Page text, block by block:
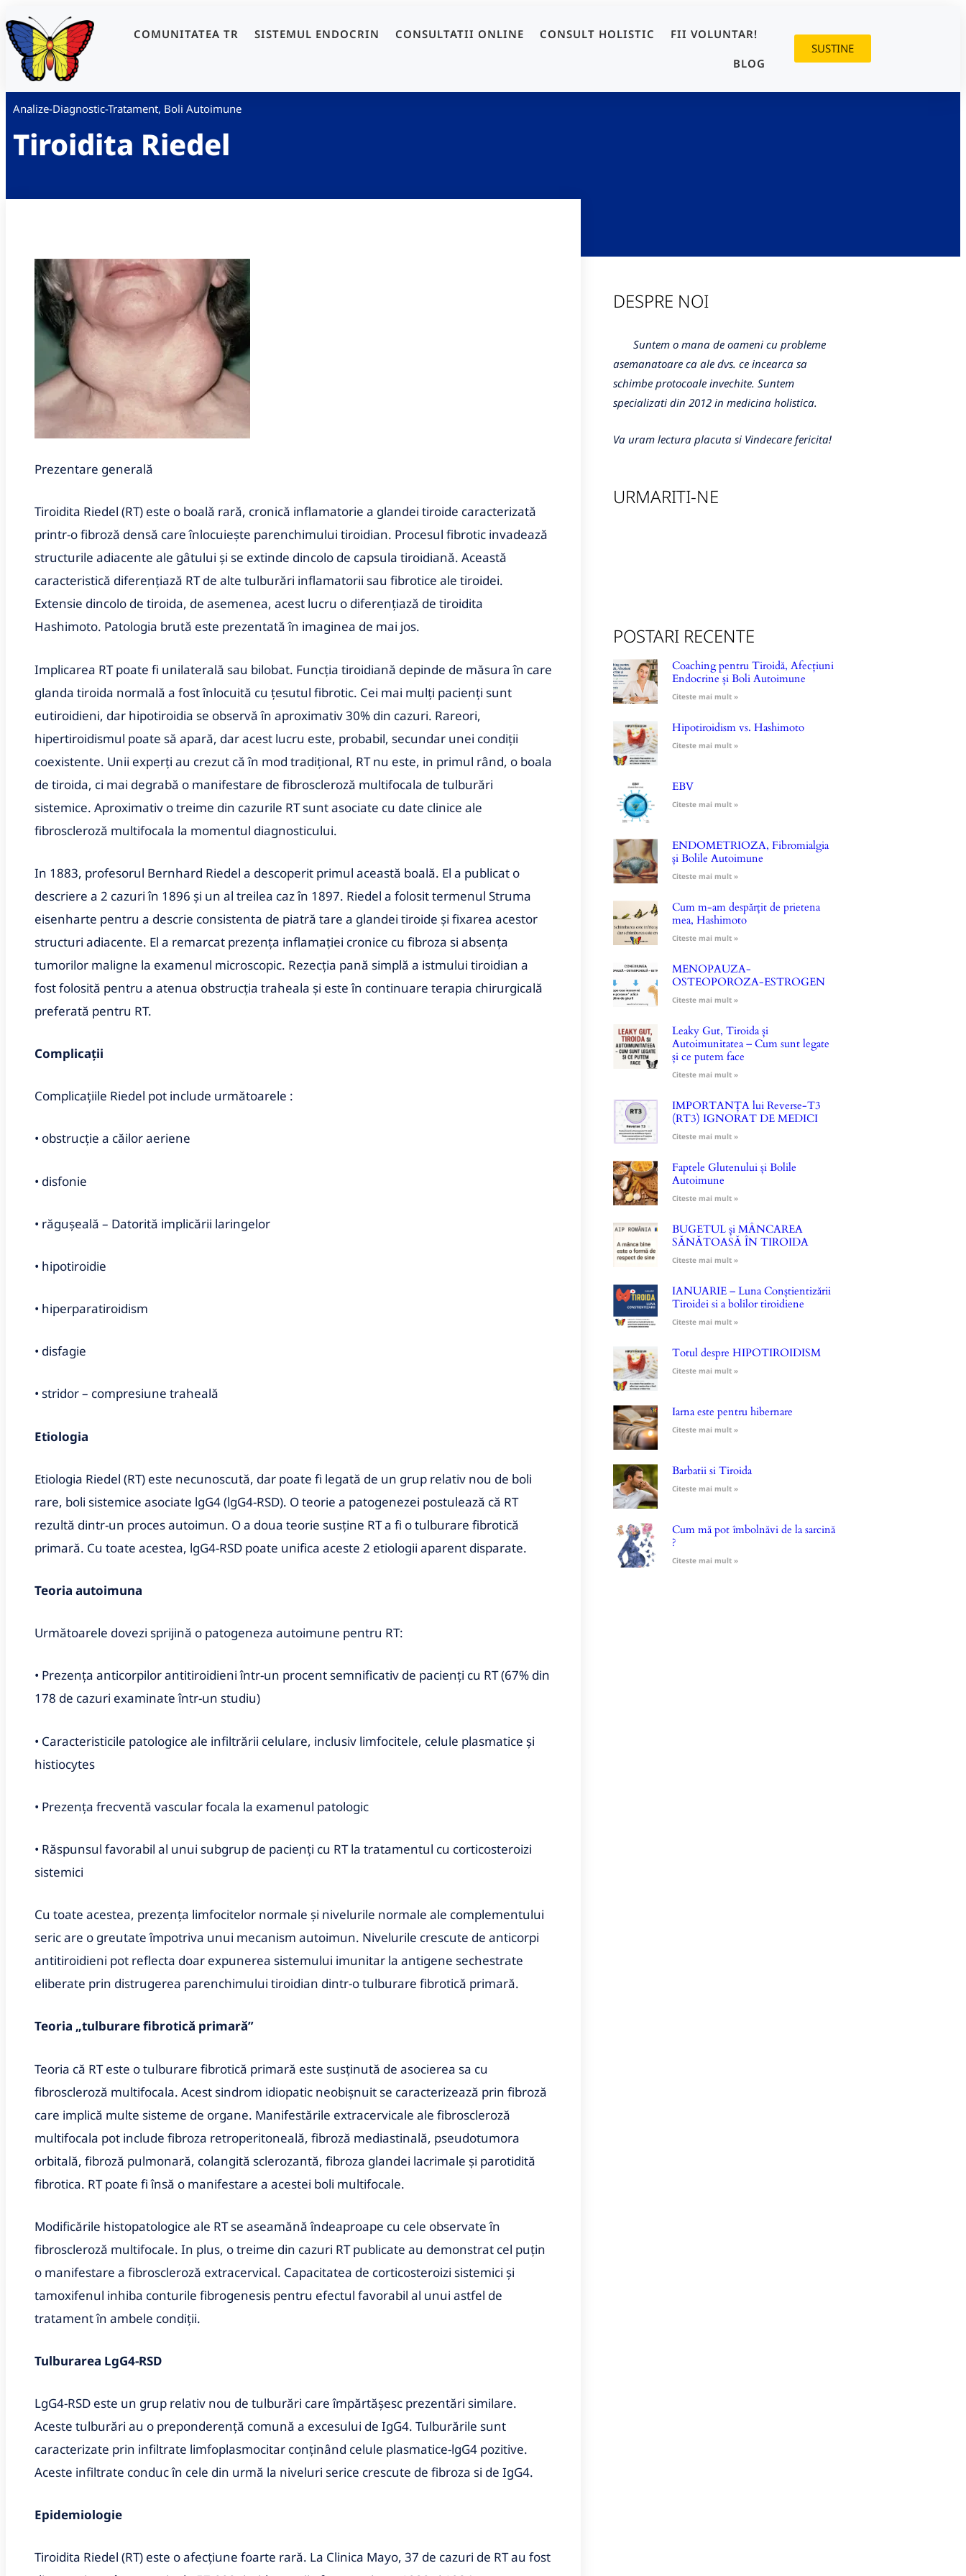
COMUNITATEA TR SISTEMUL ENDOCRIN CONSULTATII ONLINE CONSULT HOLISTIC FII VOLUNTAR!
BLOG
SUSTINE
Analize-Diagnostic-Tratament, Boli Autoimune
Tiroidita Riedel
Prezentare generală
Tiroidita Riedel (RT) este o boală rară, cronică inflamatorie a glandei tiroide caracterizată
printr-o fibroză densă care înlocuiește parenchimului tiroidian. Procesul fibrotic invadează
structurile adiacente ale gâtului și se extinde dincolo de capsula tiroidiană. Această
caracteristică diferențiază RT de alte tulburări inflamatorii sau fibrotice ale tiroidei.
Extensie dincolo de tiroida, de asemenea, acest lucru o diferențiază de tiroidita
Hashimoto. Patologia brută este prezentată în imaginea de mai jos.
Implicarea RT poate fi unilaterală sau bilobat. Funcția tiroidiană depinde de măsura în care
glanda tiroida normală a fost înlocuită cu țesutul fibrotic. Cei mai mulți pacienți sunt
eutiroidieni, dar hipotiroidia se observă în aproximativ 30% din cazuri. Rareori,
hipertiroidismul poate să apară, dar acest lucru este, probabil, secundar unei condiții
coexistente. Unii experți au crezut că în mod tradițional, RT nu este, in primul rând, o boala
de tiroida, ci mai degrabă o manifestare de fibroscleroză multifocala de tulburări
sistemice. Aproximativ o treime din cazurile RT sunt asociate cu date clinice ale
fibroscleroză multifocala la momentul diagnosticului.
In 1883, profesorul Bernhard Riedel a descoperit primul această boală. El a publicat o
descriere a 2 cazuri în 1896 și un al treilea caz în 1897. Riedel a folosit termenul Struma
eisenharte pentru a descrie consistenta de piatră tare a glandei tiroide și fixarea acestor
structuri adiacente. El a remarcat prezența inflamației cronice cu fibroza si absența
tumorilor maligne la examenul microscopic. Rezecția pană simplă a istmului tiroidian a
fost folosită pentru a atenua obstrucția traheala și este în continuare terapia chirurgicală
preferată pentru RT.
Complicații
Complicațiile Riedel pot include următoarele :
• obstrucție a căilor aeriene
• disfonie
• răgușeală – Datorită implicării laringelor
• hipotiroidie
• hiperparatiroidism
• disfagie
• stridor – compresiune traheală
Etiologia
Etiologia Riedel (RT) este necunoscută, dar poate fi legată de un grup relativ nou de boli
rare, boli sistemice asociate lgG4 (lgG4-RSD). O teorie a patogenezei postulează că RT
rezultă dintr-un proces autoimun. O a doua teorie susține RT a fi o tulburare fibrotică
primară. Cu toate acestea, lgG4-RSD poate unifica aceste 2 etiologii aparent disparate.
Teoria autoimuna
Următoarele dovezi sprijină o patogeneza autoimune pentru RT:
• Prezența anticorpilor antitiroidieni într-un procent semnificativ de pacienți cu RT (67% din
178 de cazuri examinate într-un studiu)
• Caracteristicile patologice ale infiltrării celulare, inclusiv limfocitele, celule plasmatice și
histiocytes
• Prezența frecventă vascular focala la examenul patologic
• Răspunsul favorabil al unui subgrup de pacienți cu RT la tratamentul cu corticosteroizi
sistemici
Cu toate acestea, prezența limfocitelor normale și nivelurile normale ale complementului
seric are o greutate împotriva unui mecanism autoimun. Nivelurile crescute de anticorpi
antitiroidieni pot reflecta doar expunerea sistemului imunitar la antigene sechestrate
eliberate prin distrugerea parenchimului tiroidian dintr-o tulburare fibrotică primară.
Teoria „tulburare fibrotică primară”
Teoria că RT este o tulburare fibrotică primară este susținută de asocierea sa cu
fibroscleroză multifocala. Acest sindrom idiopatic neobișnuit se caracterizează prin fibroză
care implică multe sisteme de organe. Manifestările extracervicale ale fibroscleroză
multifocala pot include fibroza retroperitoneală, fibroză mediastinală, pseudotumora
orbitală, fibroză pulmonară, colangită sclerozantă, fibroza glandei lacrimale și parotidită
fibrotica. RT poate fi însă o manifestare a acestei boli multifocale.
Modificările histopatologice ale RT se aseamănă îndeaproape cu cele observate în
fibroscleroză multifocale. In plus, o treime din cazuri RT publicate au demonstrat cel puțin
o manifestare a fibroscleroză extracervical. Capacitatea de corticosteroizi sistemici și
tamoxifenul inhiba conturile fibrogenesis pentru efectul favorabil al unui astfel de
tratament în ambele condiții.
Tulburarea LgG4-RSD
LgG4-RSD este un grup relativ nou de tulburări care împărtășesc prezentări similare.
Aceste tulburări au o preponderență comună a excesului de IgG4. Tulburările sunt
caracterizate prin infiltrate limfoplasmocitar conținând celule plasmatice-lgG4 pozitive.
Aceste infiltrate conduc în cele din urmă la niveluri serice crescute de fibroza si de IgG4.
Epidemiologie
Tiroidita Riedel (RT) este o afecțiune foarte rară. La Clinica Mayo, 37 de cazuri de RT au fost
DESPRE NOI
Suntem o mana de oameni cu probleme
asemanatoare ca ale dvs. ce incearca sa
schimbe protocoale invechite. Suntem
specializati din 2012 in medicina holistica.
Va uram lectura placuta si Vindecare fericita!
URMARITI-NE
POSTARI RECENTE
Coaching pentru Tiroidă, Afecțiuni
Endocrine și Boli Autoimune
Citeste mai mult »
Hipotiroidism vs. Hashimoto
Citeste mai mult »
EBV
Citeste mai mult »
ENDOMETRIOZA, Fibromialgia
și Bolile Autoimune
Citeste mai mult »
Cum m-am despărțit de prietena
mea, Hashimoto
Citeste mai mult »
MENOPAUZA-
OSTEOPOROZA-ESTROGEN
Citeste mai mult »
Leaky Gut, Tiroida și
Autoimunitatea – Cum sunt legate
și ce putem face
Citeste mai mult »
IMPORTANȚA lui Reverse-T3
(RT3) IGNORAT DE MEDICI
Citeste mai mult »
Faptele Glutenului și Bolile
Autoimune
Citeste mai mult »
BUGETUL și MÂNCAREA
SĂNĂTOASĂ ÎN TIROIDA
Citeste mai mult »
IANUARIE – Luna Conștientizării
Tiroidei si a bolilor tiroidiene
Citeste mai mult »
Totul despre HIPOTIROIDISM
Citeste mai mult »
Iarna este pentru hibernare
Citeste mai mult »
Barbatii si Tiroida
Citeste mai mult »
Cum mă pot îmbolnăvi de la sarcină
?
Citeste mai mult »